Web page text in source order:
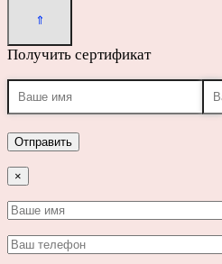
Получить сертификат
×